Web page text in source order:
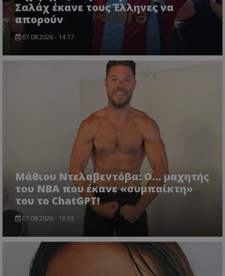
Σαλάχ έκανε τους Έλληνες να
απορούν
07.08.2026 - 14:17
Μάθιου Ντελαβεντόβα: Ο… μαχητής
του NBA που έκανε «συμπαίκτη»
του το ChatGPT!
07.08.2026 - 13:55